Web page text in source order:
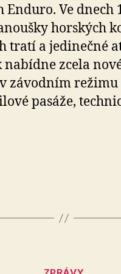
Enduro. Ve dnech
horských
tratí a jedinečné
zcela
závodním
pasáže,
Rubriky